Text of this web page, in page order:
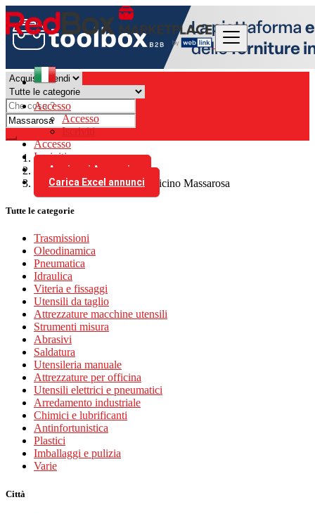
Accesso
Accesso
Iscriviti
Accesso
Iscriviti
Aggiungi Annuncio
Carica Excel annunci
Italia
tutti gli annunci in 100 km vicino Massarosa
Tutte le categorie
Trasmissioni
Oleodinamica
Pneumatica
Idraulica
Viteria e fissaggi
Utensili da taglio
Attrezzature macchine utensili
Strumenti misura
Abrasivi
Saldatura
Utensileria manuale
Attrezzature per officina
Utensili elettrici e pneumatici
Arredamento industriale
Chimici e lubrificanti
Antinfortunistica
Plastici
Imballaggi e pulizia
Varie
Città